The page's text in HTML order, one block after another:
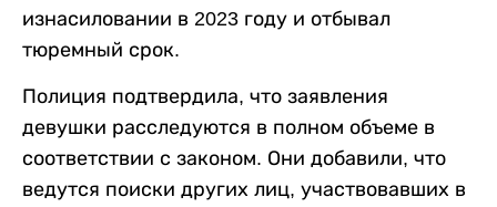
изнасиловании в 2023 году и отбывал
тюремный срок.
Полиция подтвердила, что заявления
девушки расследуются в полном объеме в
соответствии с законом. Они добавили, что
ведутся поиски других лиц, участвовавших в